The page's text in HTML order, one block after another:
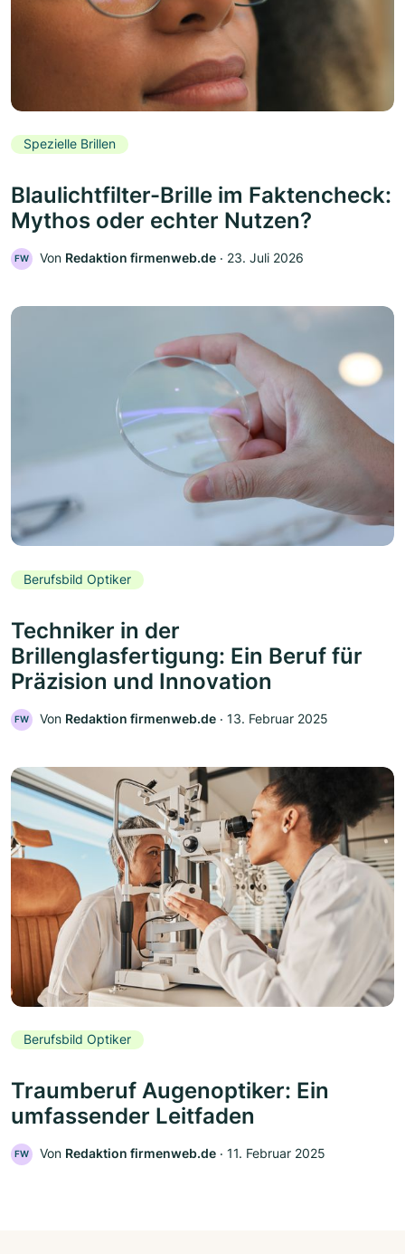
Spezielle Brillen
Blaulichtfilter-Brille im Faktencheck:
Mythos oder echter Nutzen?
FW Von Redaktion firmenweb.de ‧ 23. Juli 2026
Berufsbild Optiker
Techniker in der
Brillenglasfertigung: Ein Beruf für
Präzision und Innovation
FW Von Redaktion firmenweb.de ‧ 13. Februar 2025
Berufsbild Optiker
Traumberuf Augenoptiker: Ein
umfassender Leitfaden
FW Von Redaktion firmenweb.de ‧ 11. Februar 2025